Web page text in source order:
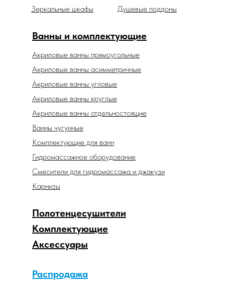
Ванны и комплектующие
Акриловые ванны прямоугольные
Зеркальные шкафы
Аксессуары
Распродажа
Комплектующие
Душевые поддоны
Акриловые ванны отдельностоящие
Акриловые ванны асимметричные
Акриловые ванны угловые
Акриловые ванны круглые
Ванны чугунные
Комплектующие для ванн
Гидромассажное оборудование
Смесители для гидромассажа и джакузи
Карнизы
Полотенцесушители